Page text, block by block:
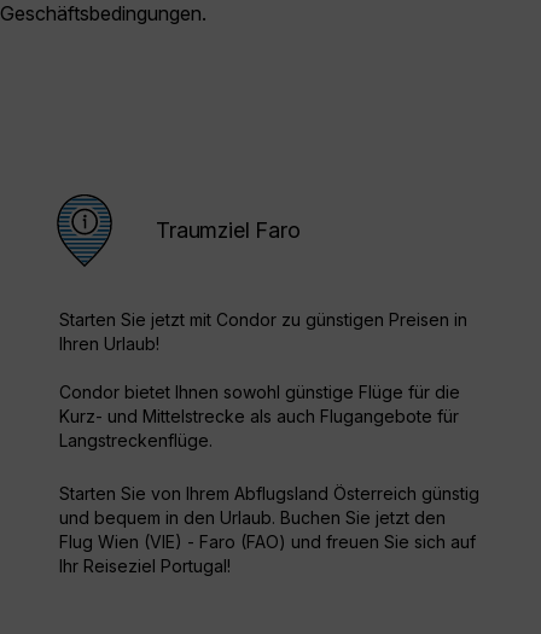
Geschäftsbedingungen.
Traumziel Faro
Starten Sie jetzt mit Condor zu günstigen Preisen in
Ihren Urlaub!
Condor bietet Ihnen sowohl günstige Flüge für die
Kurz- und Mittelstrecke als auch Flugangebote für
Langstreckenflüge.
Starten Sie von Ihrem Abflugsland Österreich günstig
und bequem in den Urlaub. Buchen Sie jetzt den
Flug Wien (VIE) - Faro (FAO) und freuen Sie sich auf
Ihr Reiseziel Portugal!